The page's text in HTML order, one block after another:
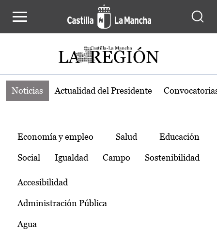
Noticias de la región de Castilla-La
Noticias Actualidad del Presidente
Temas
Economía y empleo Salud Educación
Social Igualdad Campo Sostenibilidad
Accesibilidad
Administración Pública
Agua